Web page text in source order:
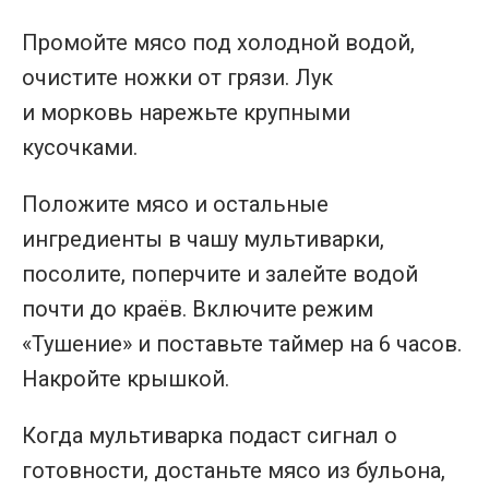
Промойте мясо под холодной водой,
очистите ножки от грязи. Лук
и морковь нарежьте крупными
кусочками.
Положите мясо и остальные
ингредиенты в чашу мультиварки,
посолите, поперчите и залейте водой
почти до краёв. Включите режим
«Тушение» и поставьте таймер на 6 часов.
Накройте крышкой.
Когда мультиварка подаст сигнал о
готовности, достаньте мясо из бульона,